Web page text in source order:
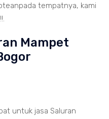
tempatnya, kami
Mampet
untuk jasa Saluran